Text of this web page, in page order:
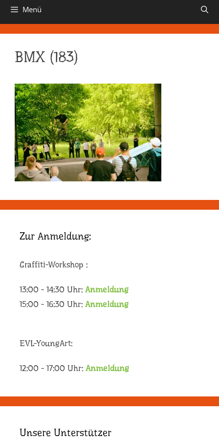
Menü
BMX (183)
Zur Anmeldung:
Graffiti-Workshop :
13:00 - 14:30 Uhr: Anmeldung
15:00 - 16:30 Uhr: Anmeldung
EVL-YoungArt:
12:00 - 17:00 Uhr: Anmeldung
Unsere Unterstützer